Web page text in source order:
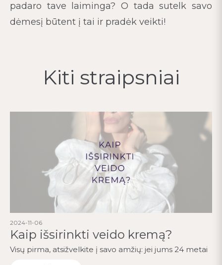
padaro tave laiminga? O tada sutelk savo
dėmesį būtent į tai ir pradėk veikti!
Kiti straipsniai
2024-11-06
Kaip išsirinkti veido kremą?
Visų pirma, atsižvelkite į savo amžių: jei jums 24 metai